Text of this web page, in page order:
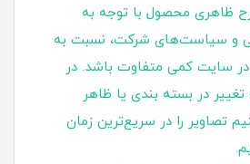
ظاهری محصول با توجه به
و سیاست‌های شرکت، نسبت به
سایت کمی متفاوت باشد. در
در بسته‌ بندی یا ظاهر
تصاویر را در سریع‌ترین زمان